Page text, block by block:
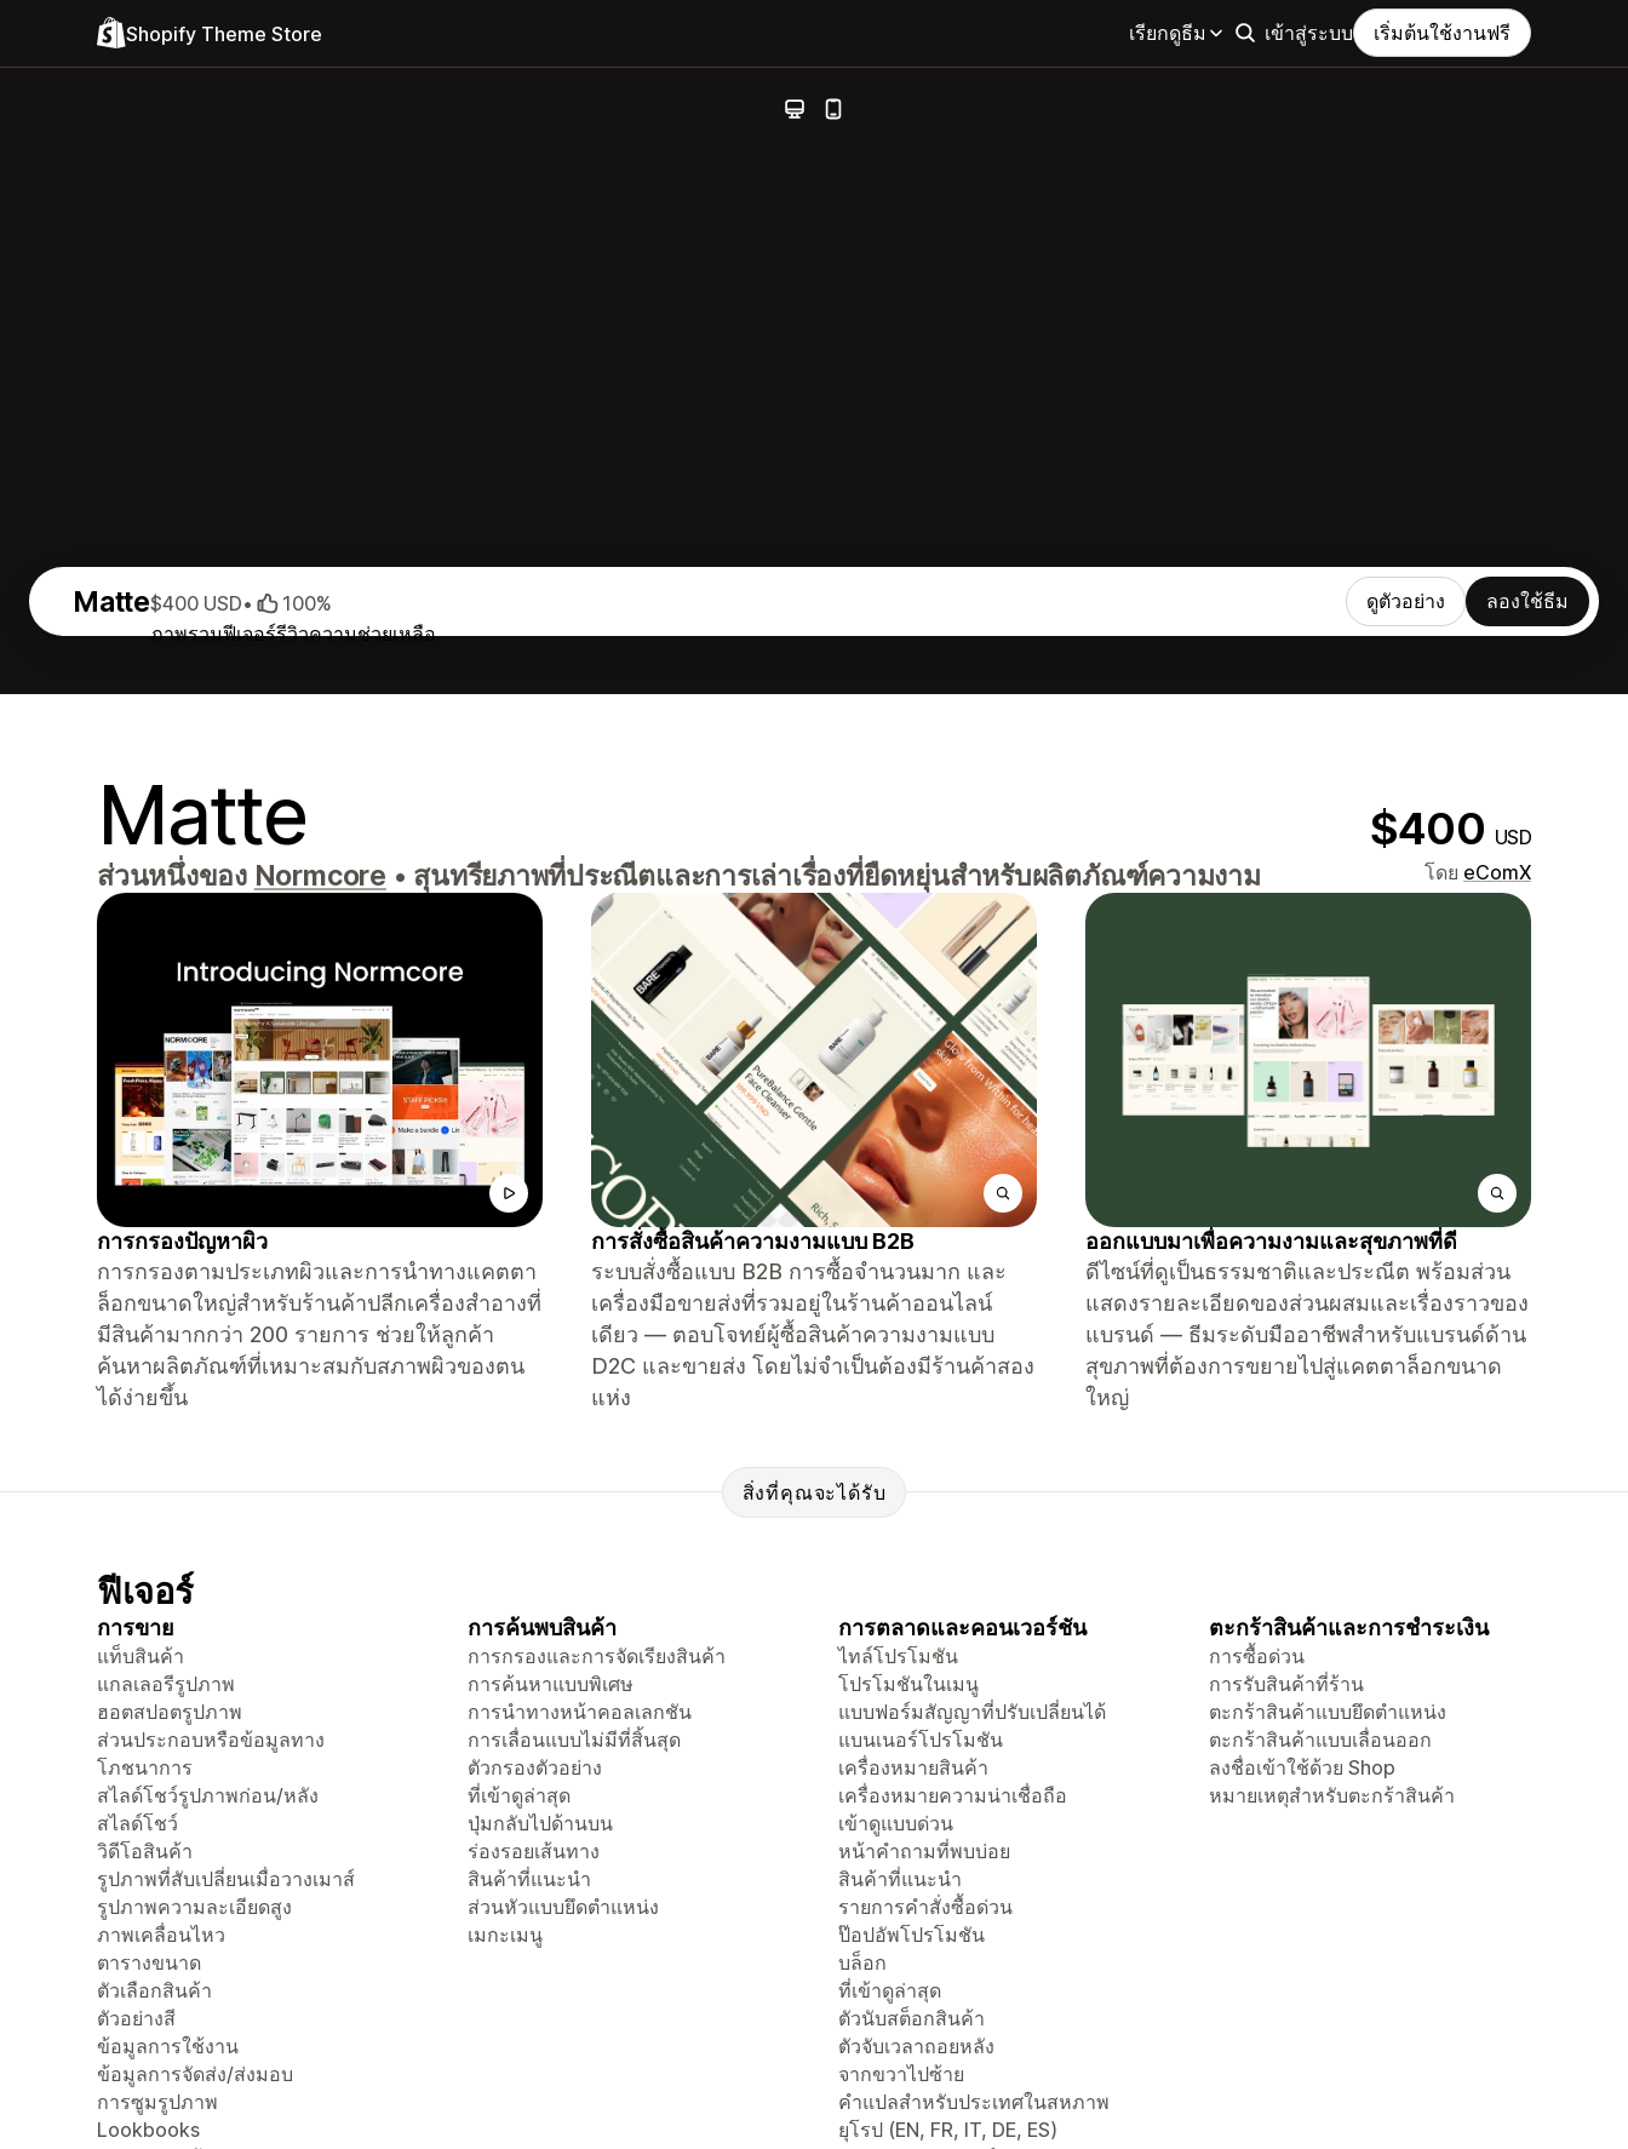
Shopify Theme Store เรียกดูธีม เข้าสู่ระบบ เริ่มต้นใช้งานฟรี
Matte
ภาพรวมฟีเจอร์รีวิวความช่วยเหลือ
$400 USD• 100% ดูตัวอย่าง ลองใช้ธีม
Matte $400 USD
ส่วนหนึ่งของ Normcore • สุนทรียภาพที่ประณีตและการเล่าเรื่องที่ยืดหยุ่นสำหรับผลิตภัณฑ์ความงาม โดย eComX
การกรองปัญหาผิว
การกรองตามประเภทผิวและการนำทางแคตตา
ล็อกขนาดใหญ่สำหรับร้านค้าปลีกเครื่องสำอางที่
มีสินค้ามากกว่า 200 รายการ ช่วยให้ลูกค้า
ค้นหาผลิตภัณฑ์ที่เหมาะสมกับสภาพผิวของตน
ได้ง่ายขึ้น
การสั่งซื้อสินค้าความงามแบบ B2B
ระบบสั่งซื้อแบบ B2B การซื้อจำนวนมาก และ
เครื่องมือขายส่งที่รวมอยู่ในร้านค้าออนไลน์
เดียว — ตอบโจทย์ผู้ซื้อสินค้าความงามแบบ
D2C และขายส่ง โดยไม่จำเป็นต้องมีร้านค้าสอง
แห่ง
ออกแบบมาเพื่อความงามและสุขภาพที่ดี
ดีไซน์ที่ดูเป็นธรรมชาติและประณีต พร้อมส่วน
แสดงรายละเอียดของส่วนผสมและเรื่องราวของ
แบรนด์ — ธีมระดับมืออาชีพสำหรับแบรนด์ด้าน
สุขภาพที่ต้องการขยายไปสู่แคตตาล็อกขนาด
ใหญ่
สิ่งที่คุณจะได้รับ
ฟีเจอร์
การขาย
แท็บสินค้า
แกลเลอรีรูปภาพ
ฮอตสปอตรูปภาพ
ส่วนประกอบหรือข้อมูลทาง
โภชนาการ
สไลด์โชว์รูปภาพก่อน/หลัง
สไลด์โชว์
วิดีโอสินค้า
รูปภาพที่สับเปลี่ยนเมื่อวางเมาส์
รูปภาพความละเอียดสูง
ภาพเคลื่อนไหว
ตารางขนาด
ตัวเลือกสินค้า
ตัวอย่างสี
ข้อมูลการใช้งาน
ข้อมูลการจัดส่ง/ส่งมอบ
การซูมรูปภาพ
Lookbooks
การค้นพบสินค้า
การกรองและการจัดเรียงสินค้า
การค้นหาแบบพิเศษ
การนำทางหน้าคอลเลกชัน
การเลื่อนแบบไม่มีที่สิ้นสุด
ตัวกรองตัวอย่าง
ที่เข้าดูล่าสุด
ปุ่มกลับไปด้านบน
ร่องรอยเส้นทาง
สินค้าที่แนะนำ
ส่วนหัวแบบยึดตำแหน่ง
เมกะเมนู
การตลาดและคอนเวอร์ชัน
ไทล์โปรโมชัน
โปรโมชันในเมนู
แบบฟอร์มสัญญาที่ปรับเปลี่ยนได้
แบนเนอร์โปรโมชัน
เครื่องหมายสินค้า
เครื่องหมายความน่าเชื่อถือ
เข้าดูแบบด่วน
หน้าคำถามที่พบบ่อย
สินค้าที่แนะนำ
รายการคำสั่งซื้อด่วน
ป๊อปอัพโปรโมชัน
บล็อก
ที่เข้าดูล่าสุด
ตัวนับสต็อกสินค้า
ตัวจับเวลาถอยหลัง
จากขวาไปซ้าย
คำแปลสำหรับประเทศในสหภาพ
ยุโรป (EN, FR, IT, DE, ES)
ตะกร้าสินค้าและการชำระเงิน
การซื้อด่วน
การรับสินค้าที่ร้าน
ตะกร้าสินค้าแบบยึดตำแหน่ง
ตะกร้าสินค้าแบบเลื่อนออก
ลงชื่อเข้าใช้ด้วย Shop
หมายเหตุสำหรับตะกร้าสินค้า